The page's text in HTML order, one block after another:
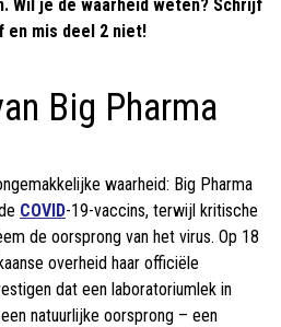
Wil je de waarheid weten? Schrijf
en mis deel 2 niet!
Big Pharma
waarheid: Big Pharma
COVID-19-vaccins, terwijl kritische
de oorsprong van het virus. Op 18
overheid haar officiële
dat een laboratoriumlek in
natuurlijke oorsprong – een